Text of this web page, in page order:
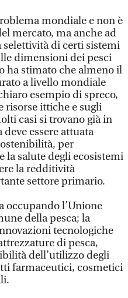
mondiale e non è
mercato, ma anche ad
selettività di certi sistemi
dimensioni dei pesci
ha stimato che almeno il
a livello mondiale
esempio di spreco,
risorse ittiche e sugli
casi si trovano già in
essere attuata
per
la salute degli ecosistemi
la redditività
settore primario.
occupando l’Unione
della pesca; la
tecnologiche
di pesca,
dell’utilizzo degli
farmaceutici, cosmetici